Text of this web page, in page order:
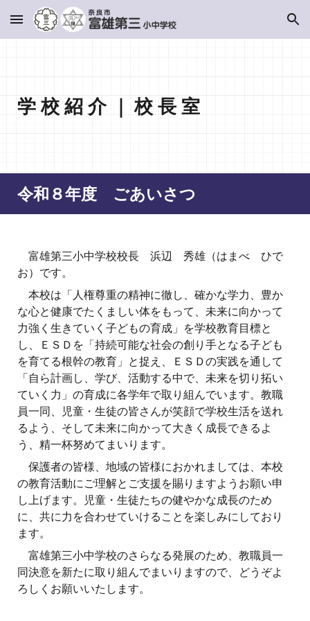
Skip to main content Skip to navigation
学 校 紹 介｜ 校 長 室
令和８年度 ごあいさつ
富雄第三小中学校校長 浜辺 秀雄（はまべ ひで
お）です。
本校は「人権尊重の精神に徹し、確かな学力、豊か
な心と健康でたくましい体をもって、未来に向かって
力強く生きていく子どもの育成」を学校教育目標と
し、ＥＳＤを「持続可能な社会の創り手となる子ども
を育てる根幹の教育」と捉え、ＥＳＤの実践を通して
「自ら計画し、学び、活動する中で、未来を切り拓い
ていく力」の育成に各学年で取り組んでいます。教職
員一同、児童・生徒の皆さんが笑顔で学校生活を送れ
るよう、そして未来に向かって大きく成長できるよ
う、精一杯努めてまいります。
保護者の皆様、地域の皆様におかれましては、本校
の教育活動にご理解とご支援を賜りますようお願い申
し上げます。児童・生徒たちの健やかな成長のため
に、共に力を合わせていけることを楽しみにしており
ます。
富雄第三小中学校のさらなる発展のため、教職員一
同決意を新たに取り組んでまいりますので、どうぞよ
ろしくお願いいたします。